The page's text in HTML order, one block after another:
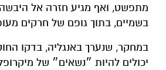
מתפשט, ואף מגיע חזרה אל
בשמיים, בתוך גופם של חרקים
במחקר, שנערך באנגליה, בדקו
יכולים להיות ״נשאים״ של